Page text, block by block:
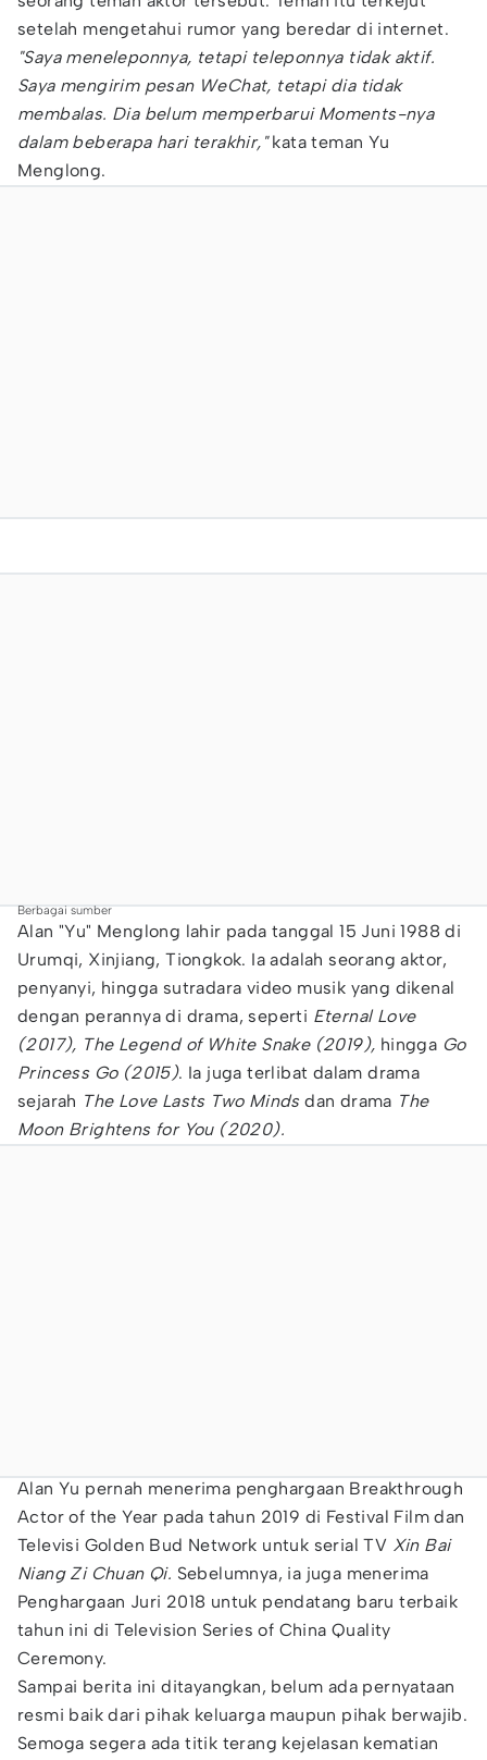
setelah mengetahui rumor yang beredar di internet.
"Saya meneleponnya, tetapi teleponnya tidak aktif.
Saya mengirim pesan WeChat, tetapi dia tidak
membalas. Dia belum memperbarui Moments-nya
dalam beberapa hari terakhir,"kata teman Yu
Menglong.
Berbagai sumber
Alan "Yu" Menglong lahir pada tanggal 15 Juni 1988 di
Urumqi, Xinjiang, Tiongkok. Ia adalah seorang aktor,
penyanyi, hingga sutradara video musik yang dikenal
dengan perannya di drama, seperti Eternal Love
(2017), The Legend of White Snake (2019), hingga Go
Princess Go (2015). Ia juga terlibat dalam drama
sejarah The Love Lasts Two Mindsdan drama The
Moon Brightens for You (2020).
Alan Yu pernah menerima penghargaan Breakthrough
Actor of the Year pada tahun 2019 di Festival Film dan
Televisi Golden Bud Network untuk serial TV Xin Bai
Niang Zi Chuan Qi. Sebelumnya, ia juga menerima
Penghargaan Juri 2018 untuk pendatang baru terbaik
tahun ini di Television Series of China Quality
Ceremony.
Sampai berita ini ditayangkan, belum ada pernyataan
resmi baik dari pihak keluarga maupun pihak berwajib.
Semoga segera ada titik terang kejelasan kematian